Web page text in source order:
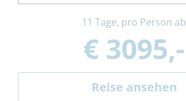
11 Tage, pro Person ab
€ 3095,-
Reise ansehen